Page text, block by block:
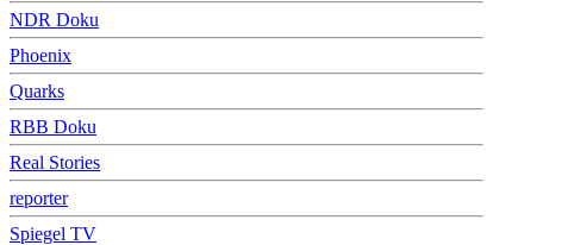
NDR Doku
Phoenix
Quarks
RBB Doku
Real Stories
reporter
Spiegel TV